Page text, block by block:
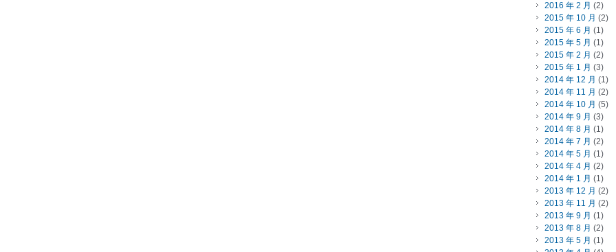
2016 年 2 月 (2)
2015 年 10 月 (2)
2015 年 6 月 (1)
2015 年 5 月 (1)
2015 年 2 月 (2)
2015 年 1 月 (3)
2014 年 12 月 (1)
2014 年 11 月 (2)
2014 年 10 月 (5)
2014 年 9 月 (3)
2014 年 8 月 (1)
2014 年 7 月 (2)
2014 年 5 月 (1)
2014 年 4 月 (2)
2014 年 1 月 (1)
2013 年 12 月 (2)
2013 年 11 月 (2)
2013 年 9 月 (1)
2013 年 8 月 (2)
2013 年 5 月 (1)